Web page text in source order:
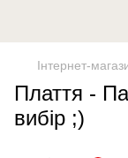
Інтернет-
Плаття -
вибір ;)